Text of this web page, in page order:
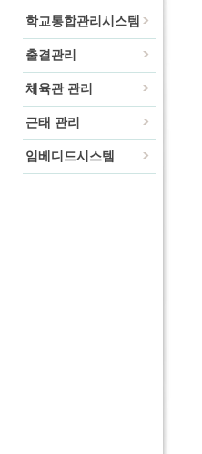
학교통합관리시스템
출결관리
체육관 관리
근태 관리
임베디드시스템